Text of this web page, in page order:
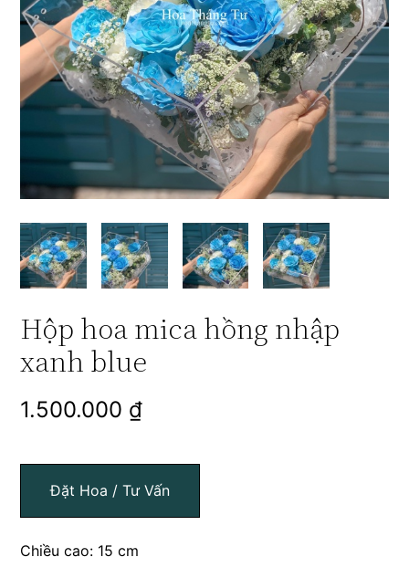
Hộp hoa mica hồng nhập
xanh blue
1.500.000 ₫
Đặt Hoa / Tư Vấn
Chiều cao: 15 cm